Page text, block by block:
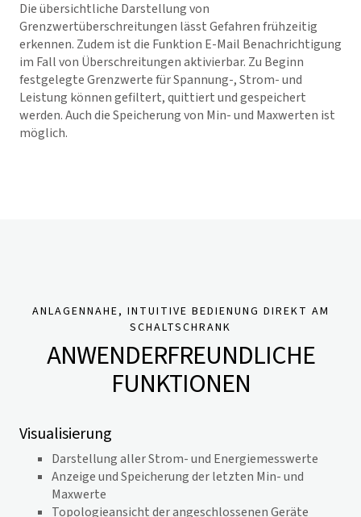
Die übersichtliche Darstellung von
Grenzwertüberschreitungen lässt Gefahren frühzeitig
erkennen. Zudem ist die Funktion E-Mail Benachrichtigung
im Fall von Überschreitungen aktivierbar. Zu Beginn
festgelegte Grenzwerte für Spannung-, Strom- und
Leistung können gefiltert, quittiert und gespeichert
werden. Auch die Speicherung von Min- und Maxwerten ist
möglich.
ANLAGENNAHE, INTUITIVE BEDIENUNG DIREKT AM
SCHALTSCHRANK
ANWENDERFREUNDLICHE
FUNKTIONEN
Visualisierung
Darstellung aller Strom- und Energiemesswerte
Anzeige und Speicherung der letzten Min- und
Maxwerte
Topologieansicht der angeschlossenen Geräte